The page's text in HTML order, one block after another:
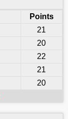
Points
21
20
22
21
20